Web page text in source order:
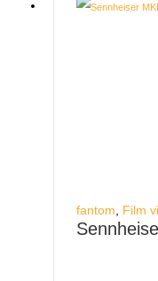
fantom Film